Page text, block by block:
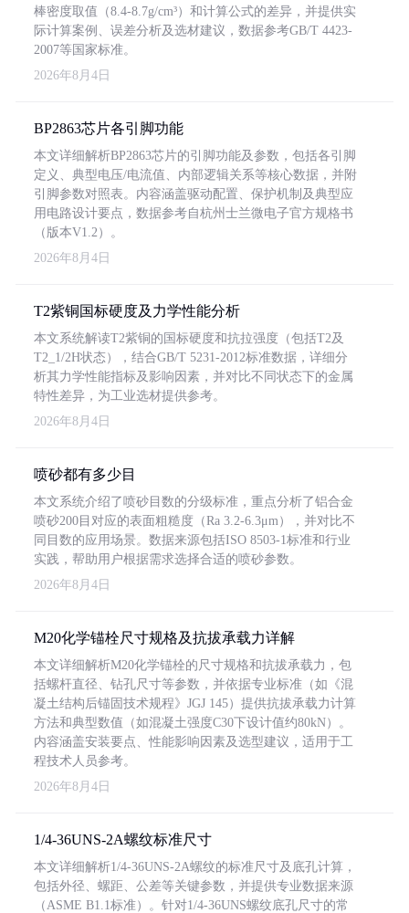
棒密度取值（8.4-8.7g/cm³）和计算公式的差异，并提供实
际计算案例、误差分析及选材建议，数据参考GB/T 4423-
2007等国家标准。
2026年8月4日
BP2863芯片各引脚功能
本文详细解析BP2863芯片的引脚功能及参数，包括各引脚
定义、典型电压/电流值、内部逻辑关系等核心数据，并附
引脚参数对照表。内容涵盖驱动配置、保护机制及典型应
用电路设计要点，数据参考自杭州士兰微电子官方规格书
（版本V1.2）。
2026年8月4日
T2紫铜国标硬度及力学性能分析
本文系统解读T2紫铜的国标硬度和抗拉强度（包括T2及
T2_1/2H状态），结合GB/T 5231-2012标准数据，详细分
析其力学性能指标及影响因素，并对比不同状态下的金属
特性差异，为工业选材提供参考。
2026年8月4日
喷砂都有多少目
本文系统介绍了喷砂目数的分级标准，重点分析了铝合金
喷砂200目对应的表面粗糙度（Ra 3.2-6.3μm），并对比不
同目数的应用场景。数据来源包括ISO 8503-1标准和行业
实践，帮助用户根据需求选择合适的喷砂参数。
2026年8月4日
M20化学锚栓尺寸规格及抗拔承载力详解
本文详细解析M20化学锚栓的尺寸规格和抗拔承载力，包
括螺杆直径、钻孔尺寸等参数，并依据专业标准（如《混
凝土结构后锚固技术规程》JGJ 145）提供抗拔承载力计算
方法和典型数值（如混凝土强度C30下设计值约80kN）。
内容涵盖安装要点、性能影响因素及选型建议，适用于工
程技术人员参考。
2026年8月4日
1/4-36UNS-2A螺纹标准尺寸
本文详细解析1/4-36UNS-2A螺纹的标准尺寸及底孔计算，
包括外径、螺距、公差等关键参数，并提供专业数据来源
（ASME B1.1标准）。针对1/4-36UNS螺纹底孔尺寸的常